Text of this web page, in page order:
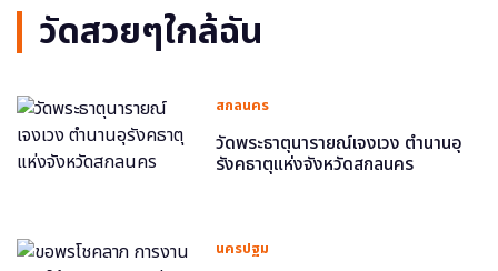
วัดสวยๆใกล้ฉัน
สกลนคร
วัดพระธาตุนารายณ์เจงเวง ตำนานอุ
รังคธาตุแห่งจังหวัดสกลนคร
นครปฐม